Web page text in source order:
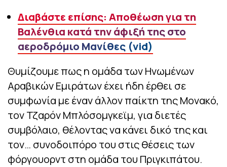
Διαβάστε επίσης: Αποθέωση για τη
Βαλένθια κατά την άφιξή της στο
αεροδρόμιο Μανίθες (vid)
Θυμίζουμε πως η ομάδα των Ηνωμένων
Αραβικών Εμιράτων έχει ήδη έρθει σε
συμφωνία με έναν άλλον παίκτη της Μονακό,
τον Τζαρόν Μπλόσομγκεϊμ, για διετές
συμβόλαιο, θέλοντας να κάνει δικό της και
τον… συνοδοιπόρο του στις θέσεις των
φόργουορντ στη ομάδα του Πριγκιπάτου.